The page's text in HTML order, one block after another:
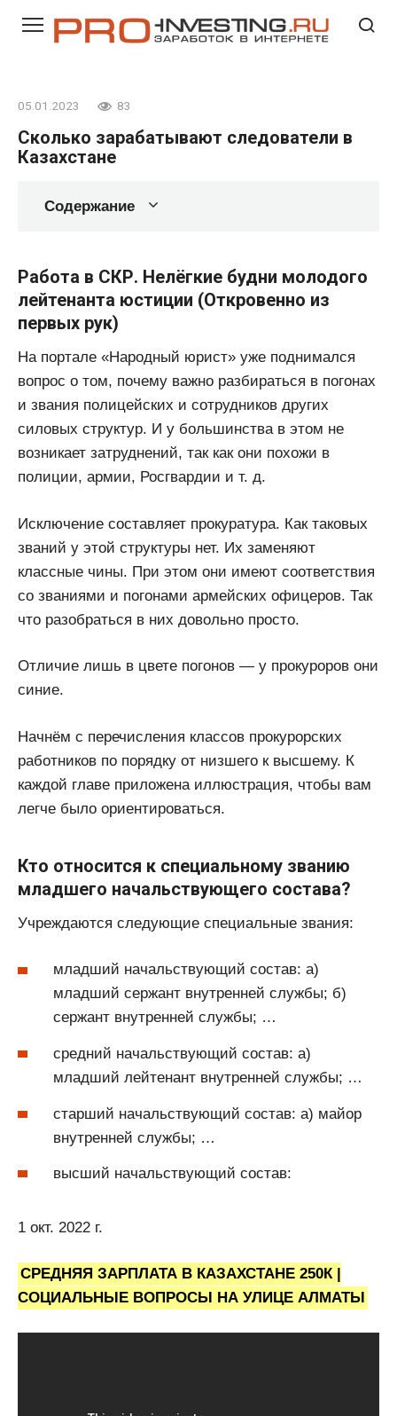
05.01.2023 83
Сколько зарабатывают следователи в
Казахстане
Содержание
Работа в СКР. Нелёгкие будни молодого
лейтенанта юстиции (Откровенно из
первых рук)
На портале «Народный юрист» уже поднимался
вопрос о том, почему важно разбираться в погонах
и звания полицейских и сотрудников других
силовых структур. И у большинства в этом не
возникает затруднений, так как они похожи в
полиции, армии, Росгвардии и т. д.
Исключение составляет прокуратура. Как таковых
званий у этой структуры нет. Их заменяют
классные чины. При этом они имеют соответствия
со званиями и погонами армейских офицеров. Так
что разобраться в них довольно просто.
Отличие лишь в цвете погонов — у прокуроров они
синие.
Начнём с перечисления классов прокурорских
работников по порядку от низшего к высшему. К
каждой главе приложена иллюстрация, чтобы вам
легче было ориентироваться.
Кто относится к специальному званию
младшего начальствующего состава?
Учреждаются следующие специальные звания:
младший начальствующий состав: а)
младший сержант внутренней службы; б)
сержант внутренней службы; …
средний начальствующий состав: а)
младший лейтенант внутренней службы; …
старший начальствующий состав: а) майор
внутренней службы; …
высший начальствующий состав:
1 окт. 2022 г.
СРЕДНЯЯ ЗАРПЛАТА В КАЗАХСТАНЕ 250К |
СОЦИАЛЬНЫЕ ВОПРОСЫ НА УЛИЦЕ АЛМАТЫ